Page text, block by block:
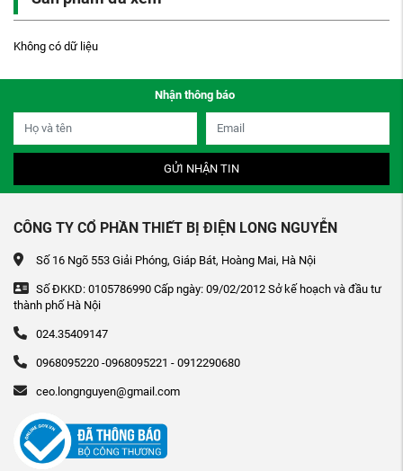
Không có dữ liệu
Nhận thông báo
GỬI NHẬN TIN
CÔNG TY CỔ PHẦN THIẾT BỊ ĐIỆN LONG NGUYỄN
Số 16 Ngõ 553 Giải Phóng, Giáp Bát, Hoàng Mai, Hà Nội
Số ĐKKD: 0105786990 Cấp ngày: 09/02/2012 Sở kế hoạch và đầu tư
thành phố Hà Nội
024.35409147
0968095220 -0968095221 - 0912290680
ceo.longnguyen@gmail.com